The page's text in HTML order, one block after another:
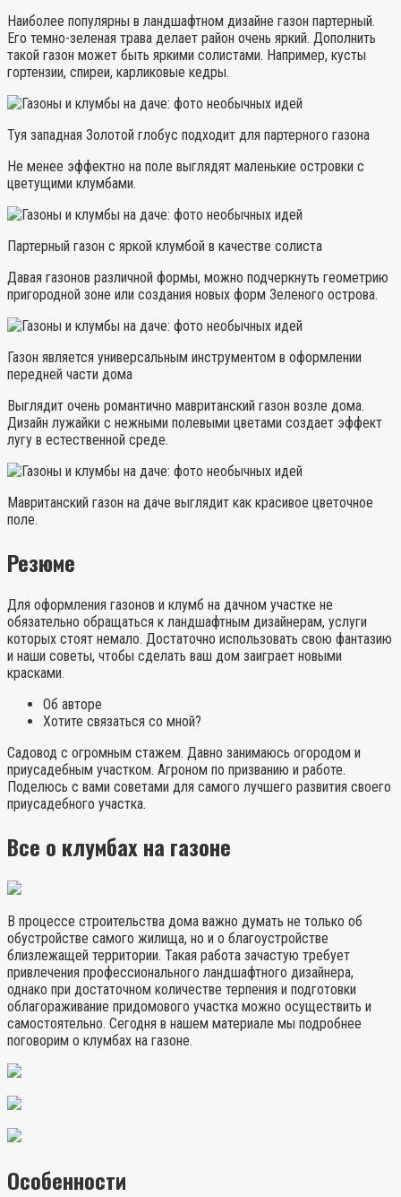
Наиболее популярны в ландшафтном дизайне газон партерный.
Его темно-зеленая трава делает район очень яркий. Дополнить
такой газон может быть яркими солистами. Например, кусты
гортензии, спиреи, карликовые кедры.
Туя западная Золотой глобус подходит для партерного газона
Не менее эффектно на поле выглядят маленькие островки с
цветущими клумбами.
Партерный газон с яркой клумбой в качестве солиста
Давая газонов различной формы, можно подчеркнуть геометрию
пригородной зоне или создания новых форм Зеленого острова.
Газон является универсальным инструментом в оформлении
передней части дома
Выглядит очень романтично мавританский газон возле дома.
Дизайн лужайки с нежными полевыми цветами создает эффект
лугу в естественной среде.
Мавританский газон на даче выглядит как красивое цветочное
поле.
Резюме
Для оформления газонов и клумб на дачном участке не
обязательно обращаться к ландшафтным дизайнерам, услуги
которых стоят немало. Достаточно использовать свою фантазию
и наши советы, чтобы сделать ваш дом заиграет новыми
красками.
Об авторе
Хотите связаться со мной?
Садовод с огромным стажем. Давно занимаюсь огородом и
приусадебным участком. Агроном по призванию и работе.
Поделюсь с вами советами для самого лучшего развития своего
приусадебного участка.
Все о клумбах на газоне
В процессе строительства дома важно думать не только об
обустройстве самого жилища, но и о благоустройстве
близлежащей территории. Такая работа зачастую требует
привлечения профессионального ландшафтного дизайнера,
однако при достаточном количестве терпения и подготовки
облагораживание придомового участка можно осуществить и
самостоятельно. Сегодня в нашем материале мы подробнее
поговорим о клумбах на газоне.
Особенности